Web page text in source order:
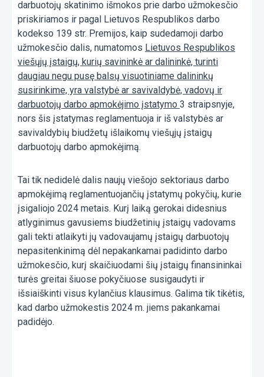
darbuotojų skatinimo išmokos prie darbo užmokesčio
priskiriamos ir pagal Lietuvos Respublikos darbo
kodekso 139 str. Premijos, kaip sudedamoji darbo
užmokesčio dalis, numatomos Lietuvos Respublikos
viešųjų įstaigų, kurių savininkė ar dalininkė, turinti
daugiau negu pusę balsų visuotiniame dalininkų
susirinkime, yra valstybė ar savivaldybė, vadovų ir
darbuotojų darbo apmokėjimo įstatymo 3 straipsnyje,
nors šis įstatymas reglamentuoja ir iš valstybės ar
savivaldybių biudžetų išlaikomų viešųjų įstaigų
darbuotojų darbo apmokėjimą.
Tai tik nedidelė dalis naujų viešojo sektoriaus darbo
apmokėjimą reglamentuojančių įstatymų pokyčių, kurie
įsigaliojo 2024 metais. Kurį laiką gerokai didesnius
atlyginimus gavusiems biudžetinių įstaigų vadovams
gali tekti atlaikyti jų vadovaujamų įstaigų darbuotojų
nepasitenkinimą dėl nepakankamai padidinto darbo
užmokesčio, kurį skaičiuodami šių įstaigų finansininkai
turės greitai šiuose pokyčiuose susigaudyti ir
išsiaiškinti visus kylančius klausimus. Galima tik tikėtis,
kad darbo užmokestis 2024 m. jiems pakankamai
padidėjo.